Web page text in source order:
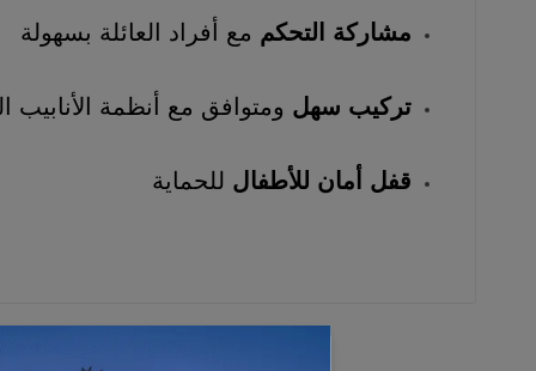
مشاركة التحكم مع أفراد العائلة بسهولة
تركيب سهل ومتوافق مع أنظمة الأنابيب
قفل أمان للأطفال للحماية